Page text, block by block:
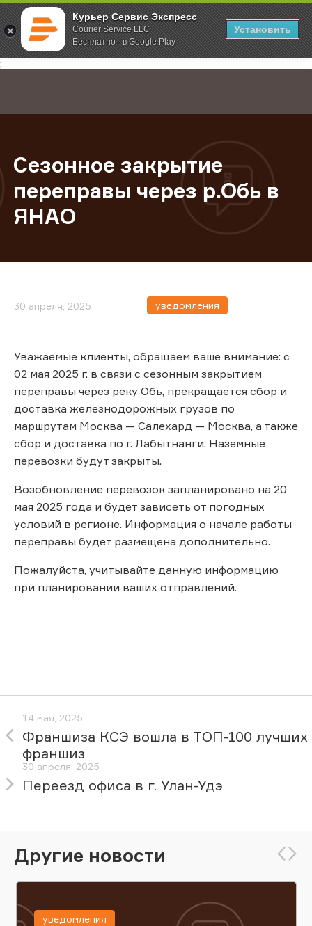
Курьер Сервис Экспресс
Courier Service LLC
Бесплатно - в Google Play
Установить
;
Главная О компании Новости Сезонное закрытие переправы
Сезонное закрытие
переправы через р.Обь в
ЯНАО
30 апреля, 2025 уведомления
Уважаемые клиенты, обращаем ваше внимание: с
02 мая 2025 г. в связи с сезонным закрытием
переправы через реку Обь, прекращается сбор и
доставка железнодорожных грузов по
маршрутам Москва — Салехард — Москва, а также
сбор и доставка по г. Лабытнанги. Наземные
перевозки будут закрыты.
Возобновление перевозок запланировано на 20
мая 2025 года и будет зависеть от погодных
условий в регионе. Информация о начале работы
переправы будет размещена дополнительно.
Пожалуйста, учитывайте данную информацию
при планировании ваших отправлений.
14 мая, 2025
Франшиза КСЭ вошла в ТОП-100 лучших
франшиз
30 апреля, 2025
Переезд офиса в г. Улан-Удэ
Другие новости
уведомления